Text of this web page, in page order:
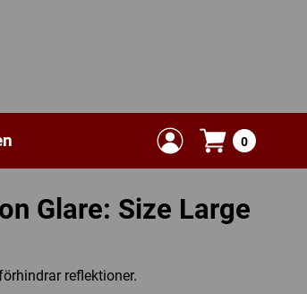
0
Glare: Size Large
reflektioner.